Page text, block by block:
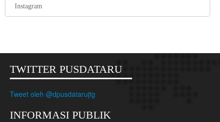
Instagram
TWITTER PUSDATARU
Tweet oleh @dpusdatarujtg
INFORMASI PUBLIK